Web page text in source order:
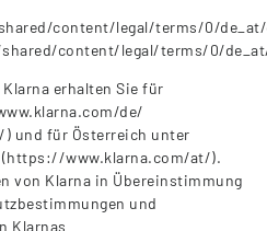
content/legal/terms/0/
content/legal/terms/0/
erhalten Sie für
de/
und für Österreich unter
www.klarna.com/at/).
von Klarna in Übereinstimmung
und
Klarnas